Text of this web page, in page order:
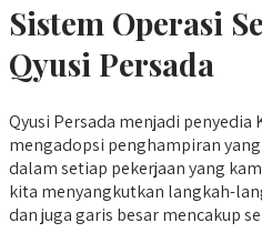
Sistem Operasi
Qyusi Persada
Qyusi Persada menjadi
mengadopsi penghampiran
dalam setiap pekerjaan yang
kita menyangkutkan langkah-
dan juga garis besar mencakup